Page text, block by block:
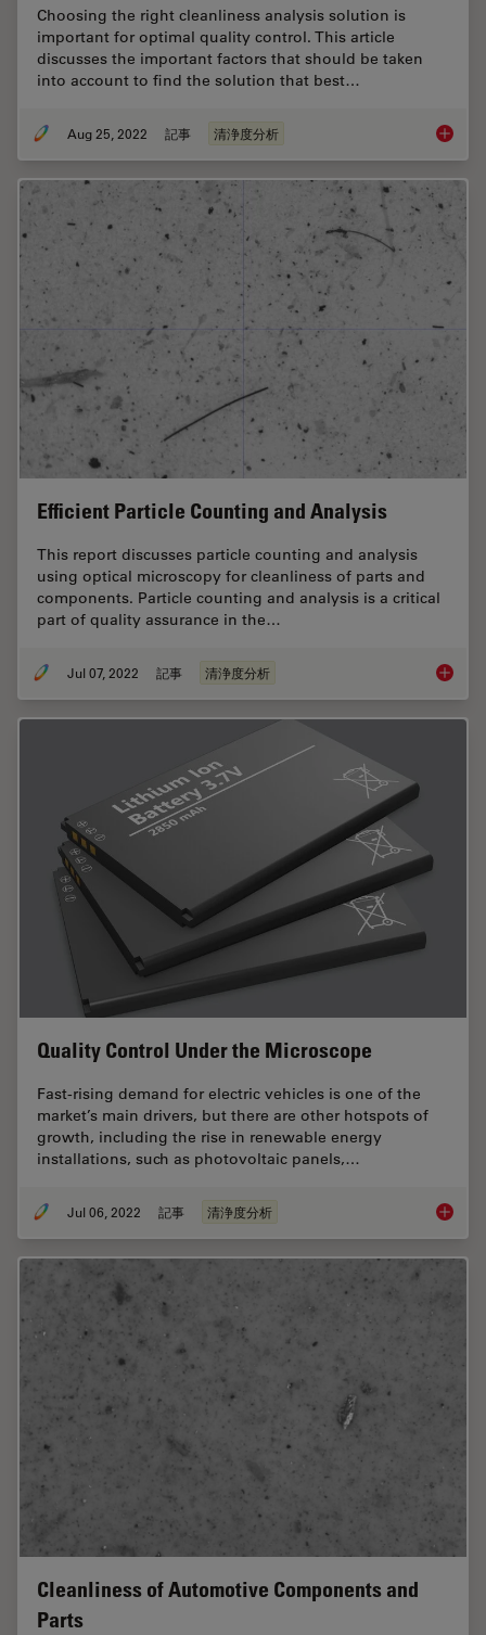
Choosing the right cleanliness analysis solution is
important for optimal quality control. This article
discusses the important factors that should be taken
into account to find the solution that best…
Aug 25, 2022 記事 清浄度分析 Factors
Efficient Particle Counting and Analysis
This report discusses particle counting and analysis
using optical microscopy for cleanliness of parts and
components. Particle counting and analysis is a critical
part of quality assurance in the…
Jul 07, 2022 記事 清浄度分析
Quality Control Under the Microscope
Fast-rising demand for electric vehicles is one of the
market’s main drivers, but there are other hotspots of
growth, including the rise in renewable energy
installations, such as photovoltaic panels,…
Jul 06, 2022 記事 清浄度分析 Quality
Cleanliness of Automotive Components and
Parts